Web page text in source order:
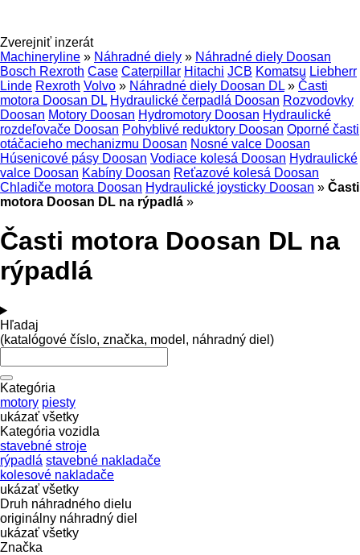
Zverejniť inzerát
Machineryline » Náhradné diely » Náhradné diely Doosan
Bosch Rexroth Case Caterpillar Hitachi JCB Komatsu Liebherr
Linde Rexroth Volvo » Náhradné diely Doosan DL » Časti
motora Doosan DL Hydraulické čerpadlá Doosan Rozvodovky
Doosan Motory Doosan Hydromotory Doosan Hydraulické
rozdeľovače Doosan Pohyblivé reduktory Doosan Oporné časti
otáčacieho mechanizmu Doosan Nosné valce Doosan
Húsenicové pásy Doosan Vodiace kolesá Doosan Hydraulické
valce Doosan Kabíny Doosan Reťazové kolesá Doosan
Chladiče motora Doosan Hydraulické joysticky Doosan » Časti
motora Doosan DL na rýpadlá »
Časti motora Doosan DL na
rýpadlá
Hľadaj
(katalógové číslo, značka, model, náhradný diel)
Kategória
motory piesty
ukázať všetky
Kategória vozidla
stavebné stroje
rýpadlá stavebné nakladače
kolesové nakladače
ukázať všetky
Druh náhradného dielu
originálny náhradný diel
ukázať všetky
Značka